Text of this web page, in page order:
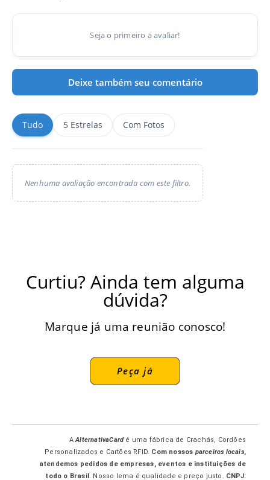
Seja o primeiro a avaliar!
Deixe também seu comentário
Tudo 5 Estrelas Com Fotos
Nenhuma avaliação encontrada com este filtro.
Curtiu? Ainda tem alguma
dúvida?
Marque já uma reunião conosco!
Peça já
AAlternativaCardé uma fábrica de Crachás, Cordões
Personalizados e Cartões RFID. Com nossos parceiros locais,
atendemos pedidos de empresas, eventos e instituições de
todo o Brasil. Nosso lema é qualidade e preço justo. CNPJ: